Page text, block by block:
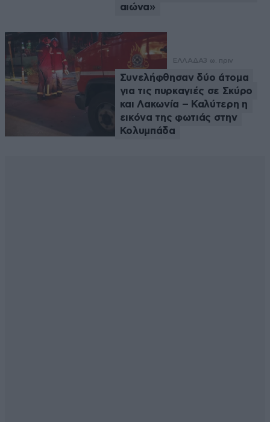
αιώνα»
ΕΛΛΑΔΑ3 ω. πριν
Συνελήφθησαν δύο άτομα
για τις πυρκαγιές σε Σκύρο
και Λακωνία – Καλύτερη η
εικόνα της φωτιάς στην
Κολυμπάδα